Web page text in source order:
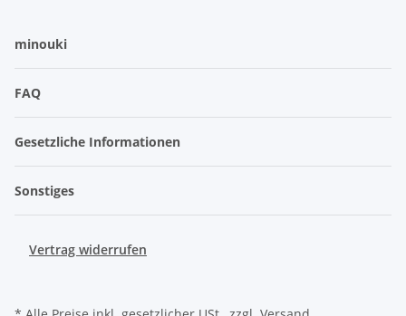
minouki
FAQ
Gesetzliche Informationen
Sonstiges
Vertrag widerrufen